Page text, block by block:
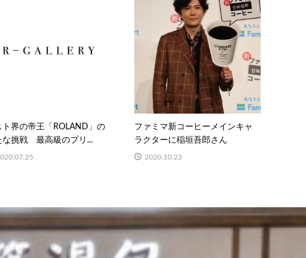
ト界の帝王「ROLAND」の
な挑戦 最高級のプリ...
ファミマ新コーヒーメインキャ
ラクターに稲垣吾郎さん
2020.10.23